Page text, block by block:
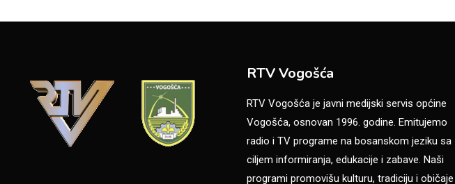
RTV Vogošća
RTV Vogošća je javni medijski servis općine
Vogošća, osnovan 1996. godine. Emitujemo
radio i TV programe na bosanskom jeziku sa
ciljem informiranja, edukacije i zabave. Naši
programi promovišu kulturu, tradiciju i običaje